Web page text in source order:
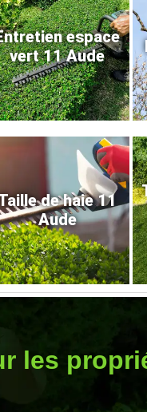
espace
vert 11 Aude
de haie 11
Aude
les